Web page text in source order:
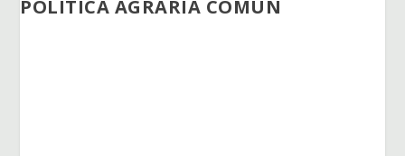
POLITICA AGRARIA COMÚN